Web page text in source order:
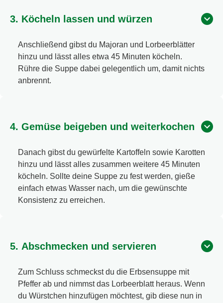
3. Köcheln lassen und würzen
Anschließend gibst du Majoran und Lorbeerblätter
hinzu und lässt alles etwa 45 Minuten köcheln.
Rühre die Suppe dabei gelegentlich um, damit nichts
anbrennt.
4. Gemüse beigeben und weiterkochen
Danach gibst du gewürfelte Kartoffeln sowie Karotten
hinzu und lässt alles zusammen weitere 45 Minuten
köcheln. Sollte deine Suppe zu fest werden, gieße
einfach etwas Wasser nach, um die gewünschte
Konsistenz zu erreichen.
5. Abschmecken und servieren
Zum Schluss schmeckst du die Erbsensuppe mit
Pfeffer ab und nimmst das Lorbeerblatt heraus. Wenn
du Würstchen hinzufügen möchtest, gib diese nun in